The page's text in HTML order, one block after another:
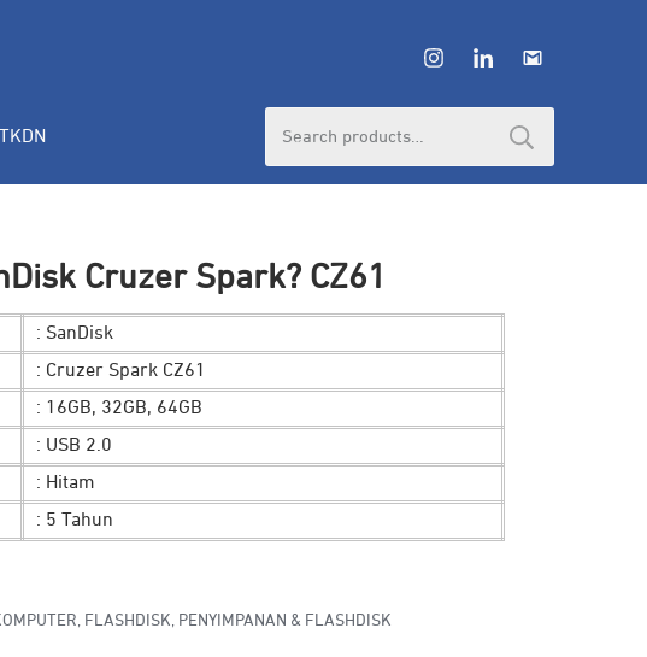
Cruzer Spark? CZ61
: SanDisk
: Cruzer Spark CZ61
: 16GB, 32GB, 64GB
: USB 2.0
: Hitam
: 5 Tahun
, FLASHDISK, PENYIMPANAN & FLASHDISK